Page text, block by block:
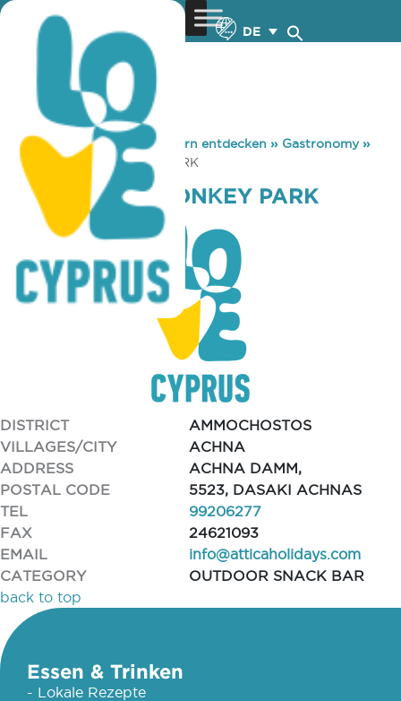
DE
You are here: Home »Zypern entdecken » Gastronomy»
ACHNA LAKE DONΚEY PARK
ACHNA LAKE DONΚEY PARK
DISTRICT
AMMOCHOSTOS
VILLAGES/CITY
ACHNA
ADDRESS
ACHNA DAMM,
POSTAL CODE
5523, DASAKI ACHNAS
TEL
99206277
FAX
24621093
EMAIL
info@atticaholidays.com
CATEGORY
OUTDOOR SNACK BAR
back to top
Essen & Trinken
- Lokale Rezepte